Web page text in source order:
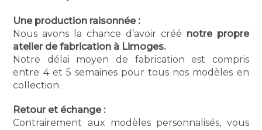
Une production raisonnée :
Nous avons la chance d’avoir créé notre propre
atelier de fabrication à Limoges.
Notre délai moyen de fabrication est compris
entre 4 et 5 semaines pour tous nos modèles en
collection.
Retour et échange :
Contrairement aux modèles personnalisés, vous